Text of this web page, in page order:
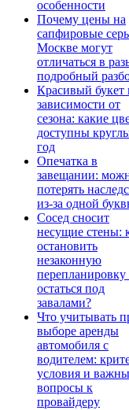
особенности
Почему цены на
сапфировые
Москве могут
отличаться в
подробный
Красивый букет
зависимости от
сезона: какие
доступны
год
Опечатка в
завещании:
потерять
из-за одной
Сосед сносит
несущие стены:
остановить
незаконную
перепланировку
остаться под
завалами?
Что учитывать
выборе аренды
автомобиля с
водителем:
условия и
вопросы к
провайдеру